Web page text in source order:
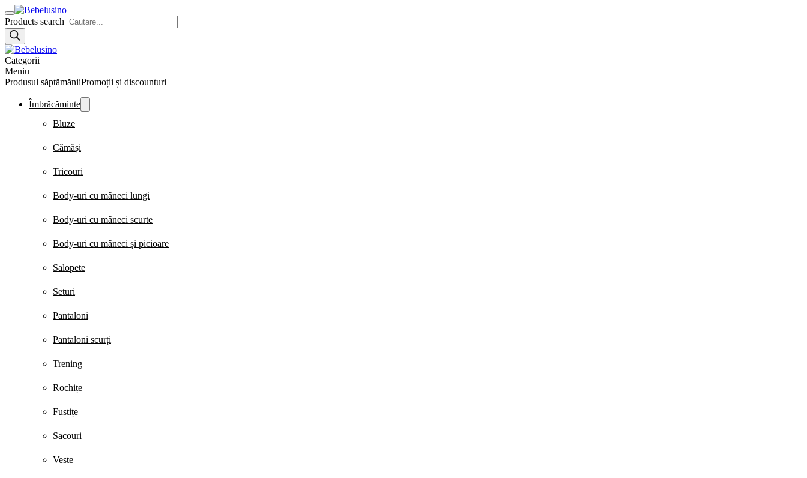
Products search
Categorii
Meniu
Produsul săptămăniiPromoții și discounturi
Îmbrăcăminte
Bluze
Cămăși
Tricouri
Body-uri cu mâneci lungi
Body-uri cu mâneci scurte
Body-uri cu mâneci și picioare
Salopete
Seturi
Pantaloni
Pantaloni scurți
Trening
Rochițe
Fustițe
Sacouri
Veste